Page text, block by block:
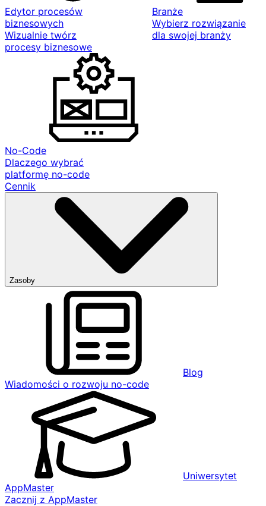
Edytor procesów
biznesowych
Wizualnie twórz
procesy biznesowe
Branże
Wybierz rozwiązanie
dla swojej branży
No-Code
Dlaczego wybrać
platformę no-code
Cennik
Zasoby
Blog
Wiadomości o rozwoju no-code
Uniwersytet
AppMaster
Zacznij z AppMaster